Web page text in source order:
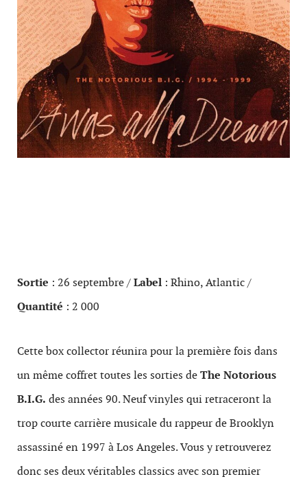
Sortie : 26 septembre /Label : Rhino, Atlantic /
Quantité : 2 000
Cette box collector réunira pour la première fois dans
un même coffret toutes les sorties deThe Notorious
B.I.G. des années 90. Neuf vinyles qui retraceront la
trop courte carrière musicale du rappeur de Brooklyn
assassiné en 1997 à Los Angeles. Vous y retrouverez
donc ses deux véritables classics avec son premier